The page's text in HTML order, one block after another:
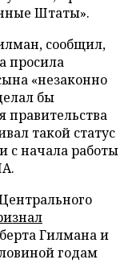
Штаты».
сообщил,
просила
«незаконно
бы
правительства
такой статус
с начала работы
Гилмана и
годам